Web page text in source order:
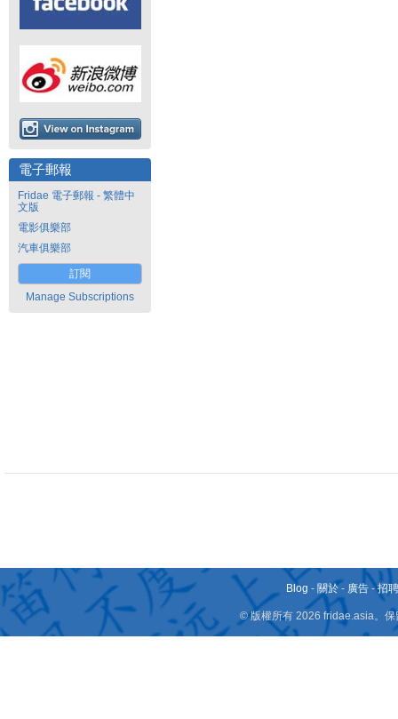
電子郵報
Fridae 電子郵報 - 繁體中
文版
電影俱樂部
汽車俱樂部
訂閱
Manage Subscriptions
Blog - 關於 - 廣告 -招
© 版權所有 2026 fridae.asia。